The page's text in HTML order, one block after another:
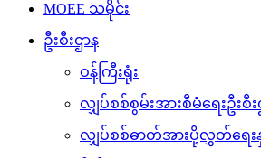
MOEE သမိုင်း
ဦးစီးဌာန
ဝန်ကြီးရုံး
လျှပ်စစ်စွမ်းအားစီမံရေးဦးစီး
လျှပ်စစ်ဓာတ်အားပို့လွှတ်ရေ